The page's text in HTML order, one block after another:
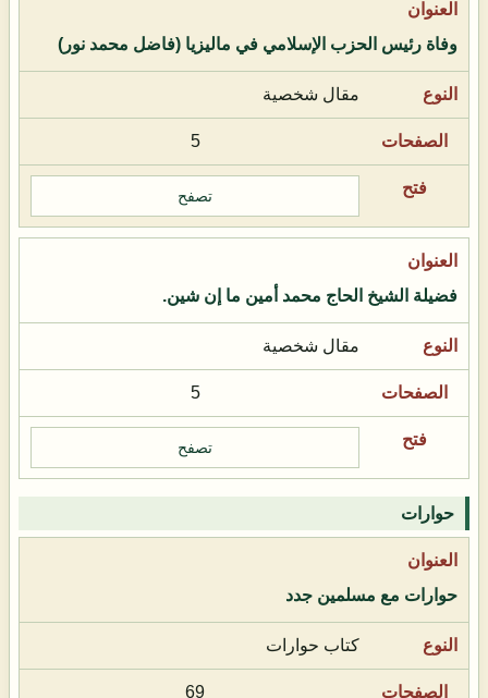
وفاة رئيس الحزب الإسلامي في ماليزيا (فاضل محمد نور)
مقال شخصية
5
تصفح
فضيلة الشيخ الحاج محمد أمين ما إن شين.
مقال شخصية
5
تصفح
حوارات
حوارات مع مسلمين جدد
كتاب حوارات
69